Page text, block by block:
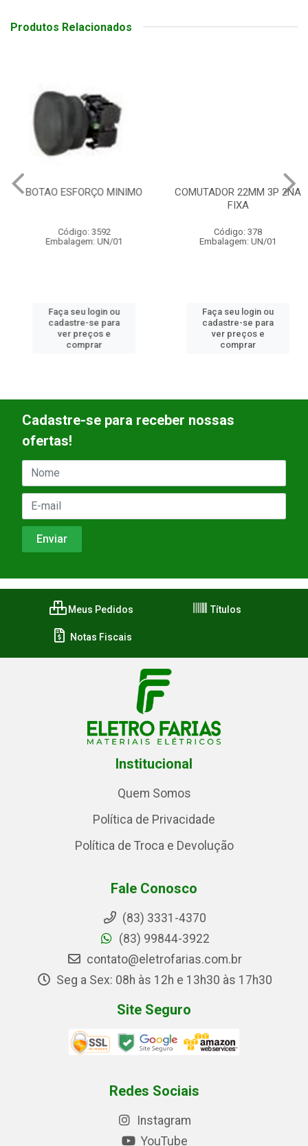
Produtos Relacionados
BOTAO ESFORÇO MINIMO
Código: 3592
Embalagem: UN/01
Faça seu login ou
cadastre-se para
ver preços e
comprar
COMUTADOR 22MM 3P 2NA
FIXA
Código: 378
Embalagem: UN/01
Faça seu login ou
cadastre-se para
ver preços e
comprar
Cadastre-se para receber nossas
ofertas!
Meus Pedidos Títulos
Notas Fiscais
Institucional
Quem Somos
Política de Privacidade
Política de Troca e Devolução
Fale Conosco
(83) 3331-4370
(83) 99844-3922
contato@eletrofarias.com.br
Seg a Sex: 08h às 12h e 13h30 às 17h30
Site Seguro
Redes Sociais
Instagram
YouTube